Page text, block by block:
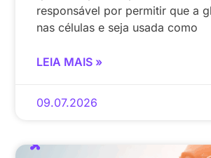
responsável por permitir que a
nas células e seja usada como
LEIA MAIS »
09.07.2026